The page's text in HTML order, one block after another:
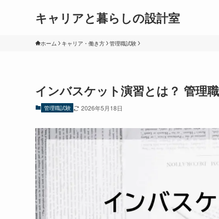
キャリアと暮らしの設計室
ホーム キャリア・働き方 管理職試験
インバスケット演習とは？ 管理
管理職試験 2026年5月18日